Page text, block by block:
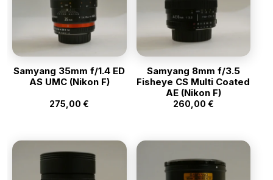
Samyang 35mm f/1.4 ED
AS UMC (Nikon F)
275,00€
Samyang 8mm f/3.5
Fisheye CS Multi Coated
AE (Nikon F)
260,00 €